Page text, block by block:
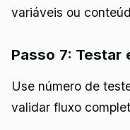
variáveis ou
Passo 7: Testar
Use número de
validar fluxo